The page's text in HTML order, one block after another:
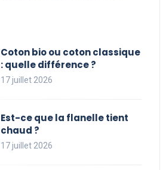
Coton bio ou coton classique
: quelle différence ?
17 juillet 2026
Est-ce que la flanelle tient
chaud ?
17 juillet 2026